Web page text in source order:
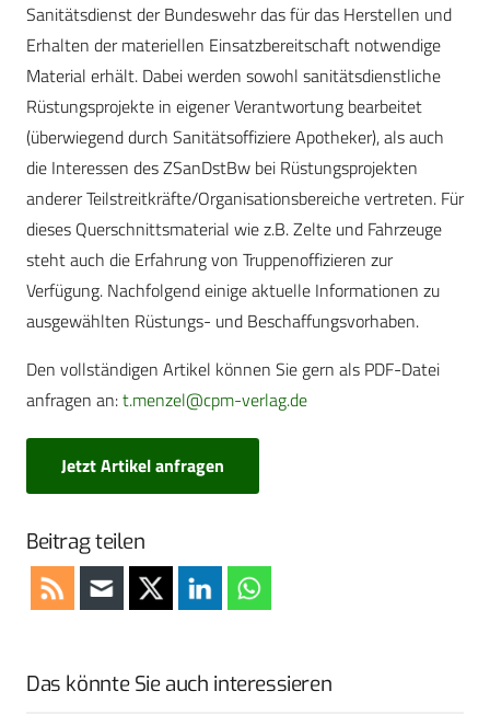
Sanitätsdienst der Bundeswehr das für das Herstellen und
Erhalten der materiellen Einsatzbereitschaft notwendige
Material erhält. Dabei werden sowohl sanitätsdienstliche
Rüstungsprojekte in eigener Verantwortung bearbeitet
(überwiegend durch Sanitätsoffiziere Apotheker), als auch
die Interessen des ZSanDstBw bei Rüstungsprojekten
anderer Teilstreitkräfte/Organisationsbereiche vertreten. Für
dieses Querschnittsmaterial wie z.B. Zelte und Fahrzeuge
steht auch die Erfahrung von Truppenoffizieren zur
Verfügung. Nachfolgend einige aktuelle Informationen zu
ausgewählten Rüstungs- und Beschaffungsvorhaben.
Den vollständigen Artikel können Sie gern als PDF-Datei
anfragen an:t.menzel@cpm-verlag.de
Jetzt Artikel anfragen
Beitrag teilen
Das könnte Sie auch interessieren